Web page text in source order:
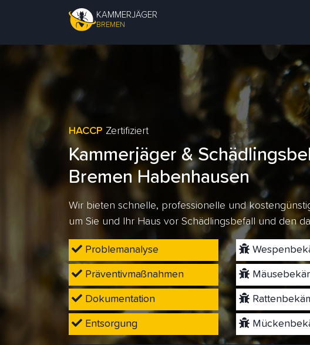
KAMMERJÄGER
BREMEN
HACCP Zertifiziert
Kammerjäger &
Bremen Habenhausen
Wir bieten schnelle, professionelle und
um Sie und Ihr Haus vor Schädlingsbefall und den
Problemanalyse
Präventivmaßnahmen
Dokumentation
Entsorgung